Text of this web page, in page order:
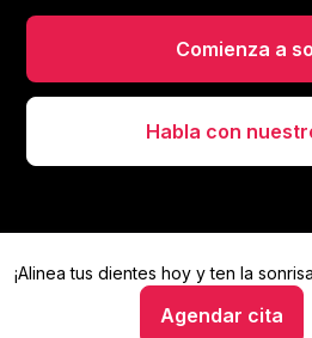
Comienza a
Habla con
¡Alinea tus dientes hoy yten la
Agendar cita
Alinea tus dientes hoy y ten la
Hablar con un